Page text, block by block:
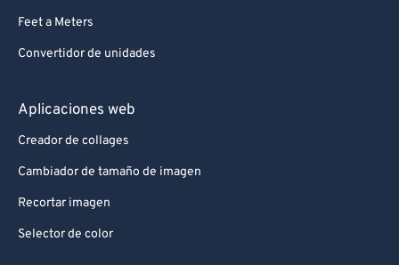
Feet a Meters
Convertidor de unidades
Aplicaciones web
Creador de collages
Cambiador de tamaño de imagen
Recortar imagen
Selector de color